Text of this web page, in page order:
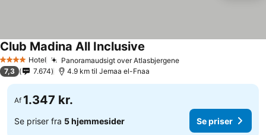
4 StjernerHotel Panoramaudsigt over Atlasbjergene
Club Madina All Inclusive
7,3 7.674 4.9 km til Jemaa el-Fnaa
Af 1.347 kr.
Se priser fra 5 hjemmesider Se priser